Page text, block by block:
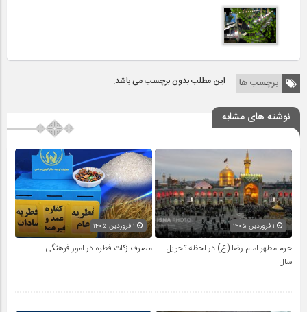
برچسب ها این مطلب بدون برچسب می باشد.
نوشته های مشابه
حرم مطهر امام رضا (ع) در لحظه تحویل
سال
مصرف زکات فطره در امور فرهنگی